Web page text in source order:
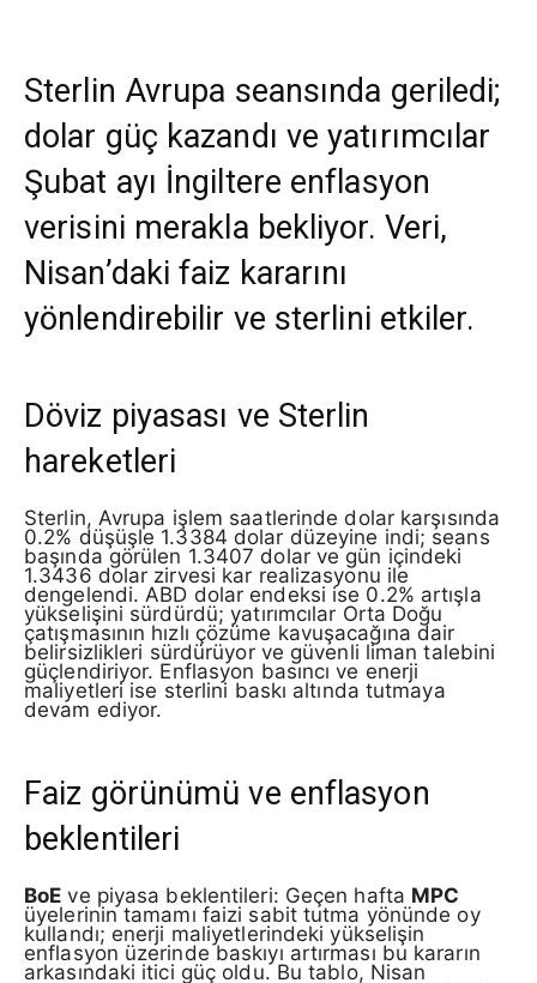
Sterlin Avrupa seansında geriledi;
dolar güç kazandı ve yatırımcılar
Şubat ayı İngiltere enflasyon
verisini merakla bekliyor. Veri,
Nisan’daki faiz kararını
yönlendirebilir ve sterlini etkiler.
Döviz piyasası ve Sterlin
hareketleri
Sterlin, Avrupa işlem saatlerinde dolar karşısında
0.2% düşüşle 1.3384 dolar düzeyine indi; seans
başında görülen 1.3407 dolar ve gün içindeki
1.3436 dolar zirvesi kar realizasyonu ile
dengelendi. ABD dolar endeksi ise 0.2% artışla
yükselişini sürdürdü; yatırımcılar Orta Doğu
çatışmasının hızlı çözüme kavuşacağına dair
belirsizlikleri sürdürüyor ve güvenli liman talebini
güçlendiriyor. Enflasyon basıncı ve enerji
maliyetleri ise sterlini baskı altında tutmaya
devam ediyor.
Faiz görünümü ve enflasyon
beklentileri
BoE ve piyasa beklentileri: Geçen hafta MPC
üyelerinin tamamı faizi sabit tutma yönünde oy
kullandı; enerji maliyetlerindeki yükselişin
enflasyon üzerinde baskıyı artırması bu kararın
arkasındaki itici güç oldu. Bu tablo, Nisan